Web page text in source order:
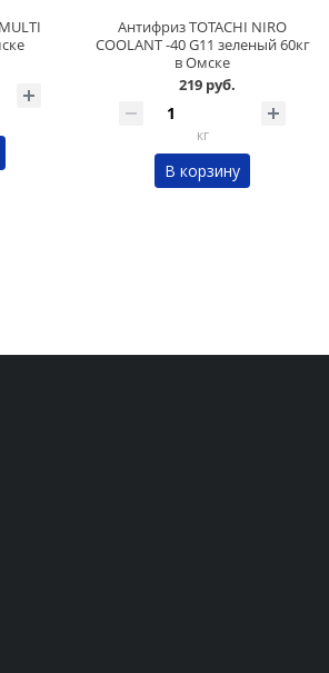
Антифриз TOTACHI NIRO
COOLANT -40 G11 зеленый 60кг
в Омске
219 руб.
кг
В корзину